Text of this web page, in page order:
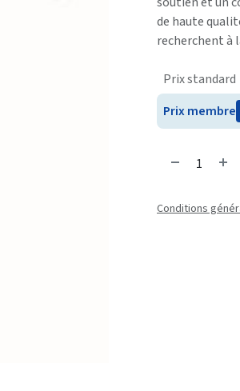
de haute
recherchent à
Prix standard
Prix membre
Conditions